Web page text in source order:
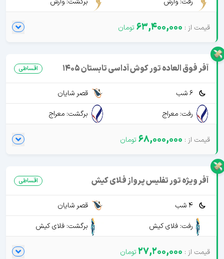
63,400,000
آفر فوق العاده تور کوش آداسی تابستان 1405 اقساطی
6 شب
قصر شایان
رفت: معراج
برگشت: معراج
68,000,000
آفر ویژه تور تفلیس پرواز فلای کیش اقساطی
4 شب
قصر شایان
رفت: فلای کیش
برگشت: فلای کیش
27,200,000